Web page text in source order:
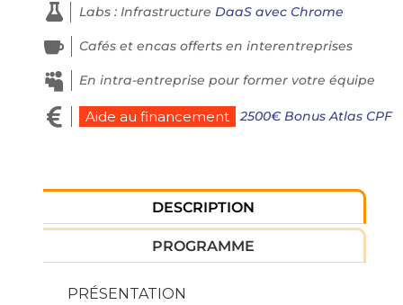
 Labs : Infrastructure DaaS avec Chrome
 Cafés et encas offerts en interentreprises
 En intra-entreprise pour former votre équipe
 Aide au financement 2500€ Bonus Atlas CPF
DESCRIPTION
PROGRAMME
PRÉSENTATION